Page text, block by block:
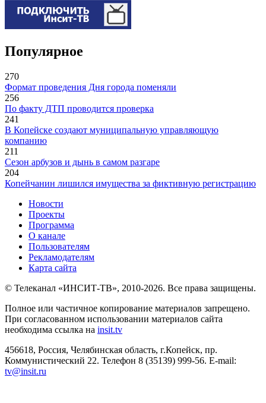
Популярное
270
Формат проведения Дня города поменяли
256
По факту ДТП проводится проверка
241
В Копейске создают муниципальную управляющую
компанию
211
Сезон арбузов и дынь в самом разгаре
204
Копейчанин лишился имущества за фиктивную регистрацию
Новости
Проекты
Программа
О канале
Пользователям
Рекламодателям
Карта сайта
© Телеканал «ИНСИТ-ТВ», 2010-2026. Все права защищены.
Полное или частичное копирование материалов запрещено.
При согласованном использовании материалов сайта
необходима ссылка на insit.tv
456618, Россия, Челябинская область, г.Копейск, пр.
Коммунистический 22. Телефон 8 (35139) 999-56. E-mail:
tv@insit.ru